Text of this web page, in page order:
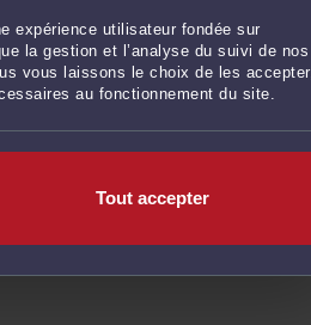
expérience utilisateur fondée sur
la gestion et l’analyse du suivi de nos
vous laissons le choix de les accepter,
au fonctionnement du site.
Tout accepter